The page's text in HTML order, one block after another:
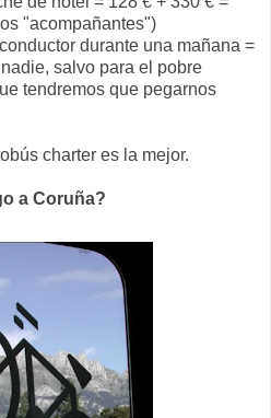
"acompañantes")
durante una mañana =
salvo para el pobre
tendremos que pegarnos
charter es la mejor.
a Coruña?